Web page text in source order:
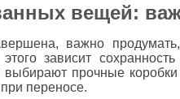
вещей:
важно
зависит
прочные
переносе.